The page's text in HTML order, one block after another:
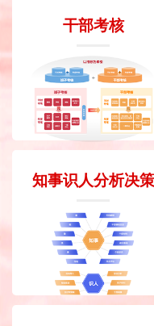
干部考核
知事识人分析决策